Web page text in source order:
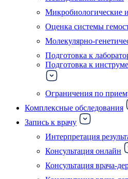
Микробиологические
Оценка системы
Молекулярно-
Подготовка к
Подготовка к
Ограничения по
Комплексные обследования
Запись к врачу
Интерпретация
Консультация онлайн
Консультация врача-